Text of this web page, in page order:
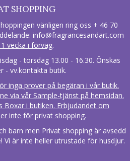
SHOPPING
vänligen ring oss + 46 70
info@fragrancesandart.com
vecka i förväg.
- torsdag 13.00 - 16.30. Önskas
- vv.kontakta butik.
inga prover på begäran i vår butik.
via vår Sample-tjänst på hemsidan.
Boxar i butiken. Erbjudandet om
inte för privat shopping.
barn men Privat shopping är avsedd
Vi är inte heller utrustade för husdjur.